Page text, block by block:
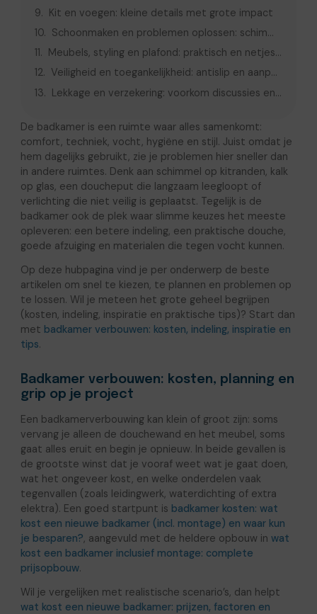
Kit en voegen: kleine details met grote impact
Schoonmaken en problemen oplossen: schimmel, kalk, geur, afvoer en beestjes
Meubels, styling en plafond: praktisch en netjes afgewerkt
Veiligheid en toegankelijkheid: antislip en aanpassen voor senioren
Lekkage en verzekering: voorkom discussies en beperk schade
De badkamer is een ruimte waar alles samenkomt:
comfort, techniek, vocht, hygiëne en stijl. Juist omdat je
hem dagelijks gebruikt, zie je problemen hier sneller dan
in andere ruimtes. Denk aan schimmel op kitranden, kalk
op glas, een doucheput die langzaam leegloopt of
verlichting die niet veilig is geplaatst. Tegelijk is de
badkamer ook de plek waar slimme keuzes het meeste
opleveren: een betere indeling, een praktische douche,
goede afzuiging en materialen die tegen vocht kunnen.
Op deze hubpagina vind je per onderwerp de beste
artikelen om snel te kiezen, te plannen en problemen op
te lossen. Wil je meteen het grote geheel begrijpen
(kosten, indeling, inspiratie en praktische tips)? Start dan
met badkamer verbouwen: kosten, indeling, inspiratie en
tips.
Badkamer verbouwen: kosten, planning en
grip op je project
Een badkamerverbouwing kan klein of groot zijn: soms
vervang je alleen de douchewand en het meubel, soms
gaat alles eruit en begin je opnieuw. In beide gevallen is
de grootste winst dat je vooraf weet wat je gaat doen,
wat het ongeveer kost, en welke onderdelen vaak
tegenvallen (zoals leidingwerk, waterdichting of extra
elektra). Een goed startpunt is badkamer kosten: wat
kost een nieuwe badkamer (incl. montage) en waar kun
je besparen?, aangevuld met de heldere opbouw in wat
kost een badkamer inclusief montage: complete
prijsopbouw.
Wil je vergelijken met realistische scenario’s, dan helpt
wat kost een nieuwe badkamer: prijzen, factoren en